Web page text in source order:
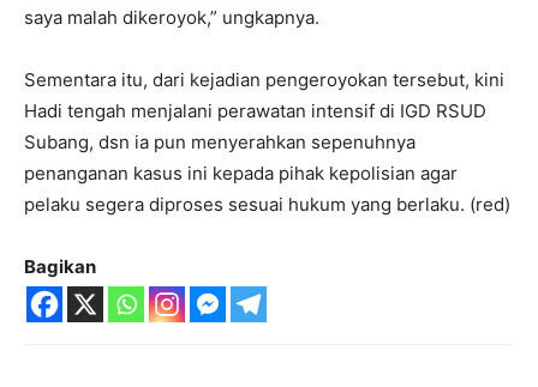
saya malah dikeroyok,” ungkapnya.
Sementara itu, dari kejadian pengeroyokan tersebut, kini
Hadi tengah menjalani perawatan intensif di IGD RSUD
Subang, dsn ia pun menyerahkan sepenuhnya
penanganan kasus ini kepada pihak kepolisian agar
pelaku segera diproses sesuai hukum yang berlaku. (red)
Bagikan